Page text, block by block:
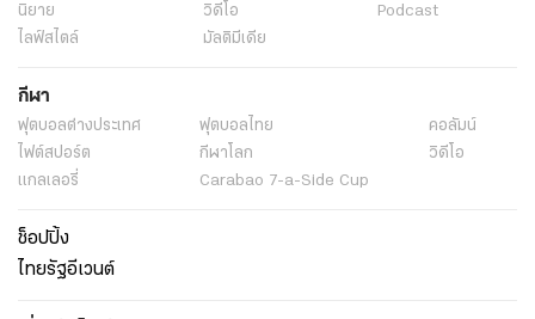
นิยาย
วิดีโอ
Podcast
ไลฟ์สไตล์
มัลติมีเดีย
กีฬา
ฟุตบอลต่่างประเทศ ฟุตบอลไทย
คอลัมน์
ไฟต์สปอร์ต
กีฬาโลก
วิดีโอ
แกลเลอรี่
Carabao 7-a-Side Cup
ช็อปปิ้ง
ไทยรัฐอีเวนต์